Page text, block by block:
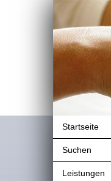
Startseite
Suchen
Leistungen